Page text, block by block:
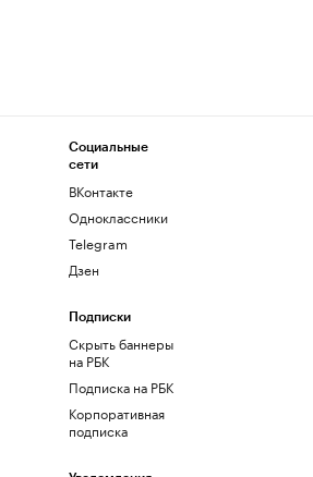
Социальные
сети
ВКонтакте
Одноклассники
Telegram
Дзен
Подписки
Скрыть баннеры
на РБК
Подписка на РБК
Корпоративная
подписка